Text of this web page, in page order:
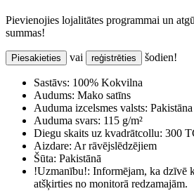
Pievienojies lojalitātes programmai un
summas!
Piesakieties vai reģistrēties šodien!
Sastāvs: 100% Kokvilna
Audums: Mako satīns
Auduma izcelsmes valsts: Pakistāna
Auduma svars: 115 g/m²
Diegu skaits uz kvadrātcollu: 300
Aizdare: Ar rāvējslēdzējiem
Šūta: Pakistānā
!Uzmanību!: Informējam, ka dzīvē
atšķirties no monitorā redzamajām.